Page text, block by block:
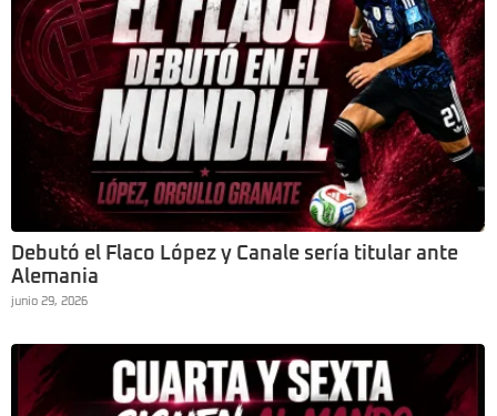
Debutó el Flaco López y Canale sería titular ante
Alemania
junio 29, 2026